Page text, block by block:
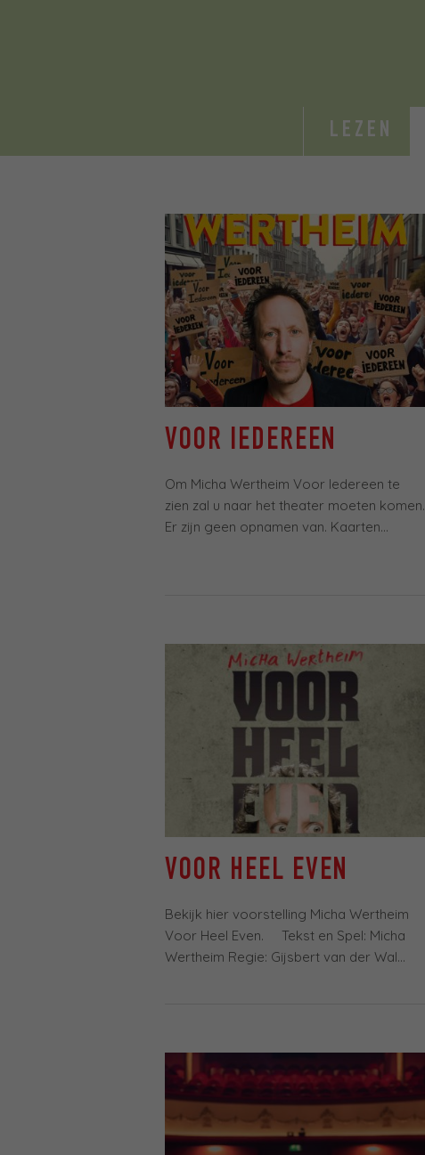
LEZEN
VOOR IEDEREEN
Om Micha Wertheim Voor Iedereen te
zien zal u naar het theater moeten komen.
Er zijn geen opnamen van. Kaarten...
VOOR HEEL EVEN
Bekijk hier voorstelling Micha Wertheim
Voor Heel Even. Tekst en Spel: Micha
Wertheim Regie: Gijsbert van der Wal...